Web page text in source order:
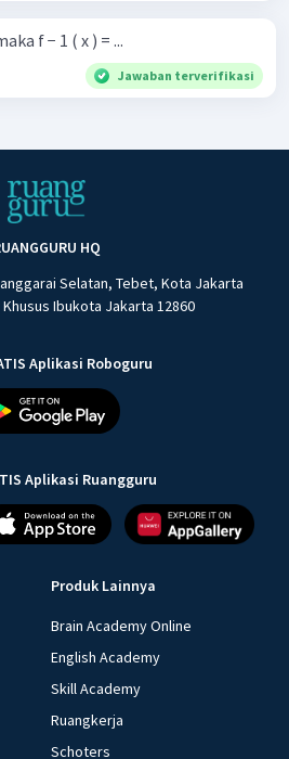
f − 1 ( x ) = ...
Jawaban terverifikasi
HQ
Selatan, Tebet, Kota Jakarta
Ibukota Jakarta 12860
Aplikasi Roboguru
Aplikasi Ruangguru
Produk Lainnya
Brain Academy Online
English Academy
Skill Academy
Ruangkerja
Schoters